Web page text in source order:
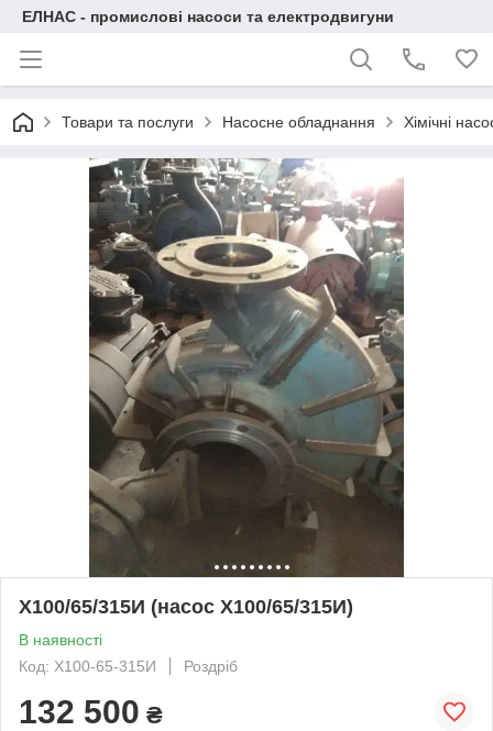
ЕЛНАС - промислові насоси та електродвигуни
Товари та послуги Насосне обладнання Хімічні
Х100/65/315И (насос Х100/65/315И)
В наявності
Код: Х100-65-315И
Роздріб
132 500 ₴